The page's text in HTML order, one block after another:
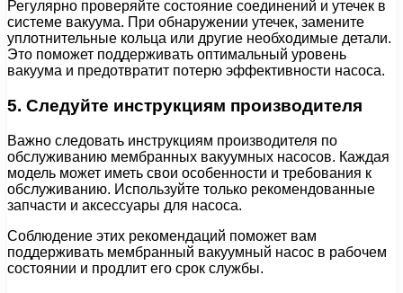
Регулярно проверяйте состояние соединений и утечек в
системе вакуума. При обнаружении утечек, замените
уплотнительные кольца или другие необходимые детали.
Это поможет поддерживать оптимальный уровень
вакуума и предотвратит потерю эффективности насоса.
5. Следуйте инструкциям производителя
Важно следовать инструкциям производителя по
обслуживанию мембранных вакуумных насосов. Каждая
модель может иметь свои особенности и требования к
обслуживанию. Используйте только рекомендованные
запчасти и аксессуары для насоса.
Соблюдение этих рекомендаций поможет вам
поддерживать мембранный вакуумный насос в рабочем
состоянии и продлит его срок службы.